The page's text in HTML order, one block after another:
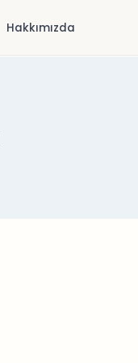
Hakkımızda